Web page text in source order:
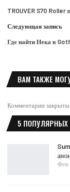
TROUVER S70
Следующая запись
Где найти Нека в
ВАМ ТАКЖЕ
Комментарии закрыты.
5 ПОПУЛЯРНЫХ
Фев